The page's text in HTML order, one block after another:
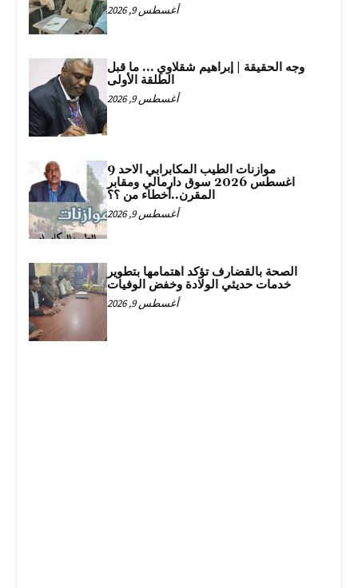
أغسطس 9, 2026
وجه الحقيقة | إبراهيم شقلاوي … ما قبل
الطلقة الأولى
أغسطس 9, 2026
موازنات الطيب المكابرابي الاحد 9
اغسطس 2026 سوق دارمالي ومقابر
المقرن..أخطاء من ؟؟
أغسطس 9, 2026
الصحة بالقضارف تؤكد اهتمامها بتطوير
خدمات حديثي الولادة وخفض الوفيات
أغسطس 9, 2026